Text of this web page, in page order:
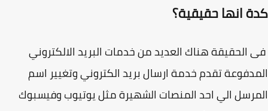
انها حقيقية؟
هناك العديد من خدمات البريد الالكتروني
تقدم خدمة ارسال بريد الكتروني وتغيير اسم
الي احد المنصات الشهيرة مثل يوتيوب وفيسبوك